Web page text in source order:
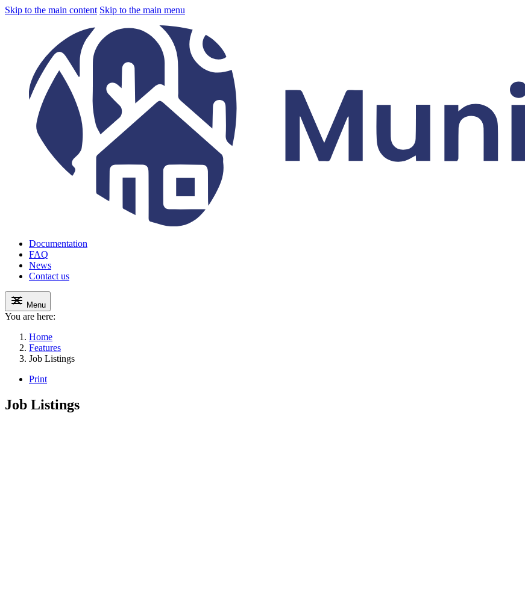
Skip to the main content Skip to the main menu
Documentation
FAQ
News
Contact us
Menu
You are here:
Home
Features
Job Listings
Print
Job Listings